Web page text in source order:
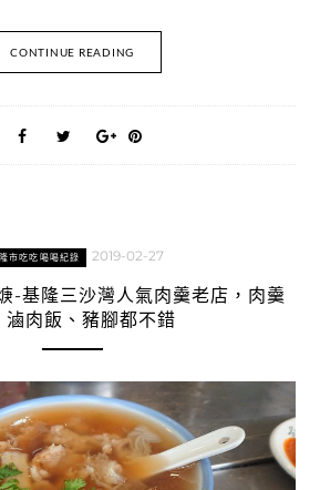
CONTINUE READING
市吃吃喝喝紀錄 2019-02-27
-基隆三沙灣人氣肉羹老店，肉羹
滷肉飯、豬腳都不錯